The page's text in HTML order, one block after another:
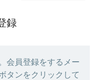
録
会員登録をするメー
タンをクリックして